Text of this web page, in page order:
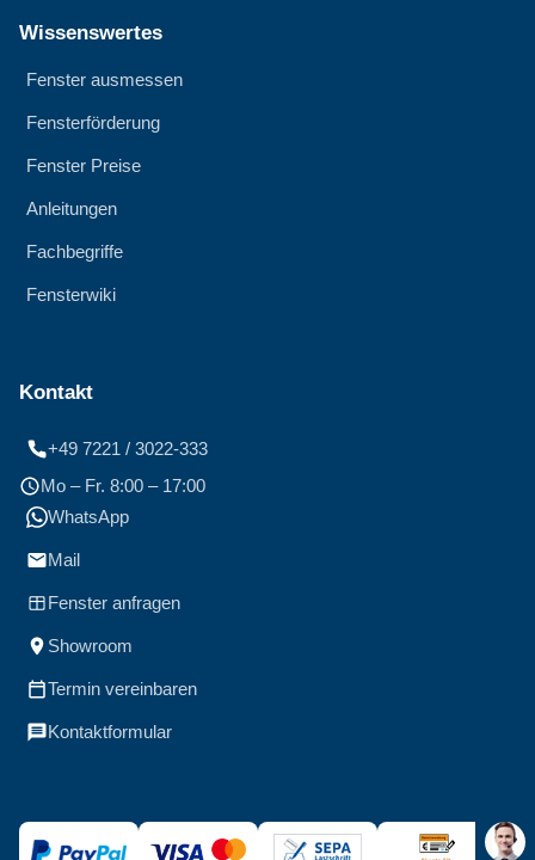
Wissenswertes
Fenster ausmessen
Fensterförderung
Fenster Preise
Anleitungen
Fachbegriffe
Fensterwiki
Kontakt
+49 7221 / 3022-333
Mo – Fr. 8:00 – 17:00
WhatsApp
Mail
Fenster anfragen
Showroom
Termin vereinbaren
Kontaktformular